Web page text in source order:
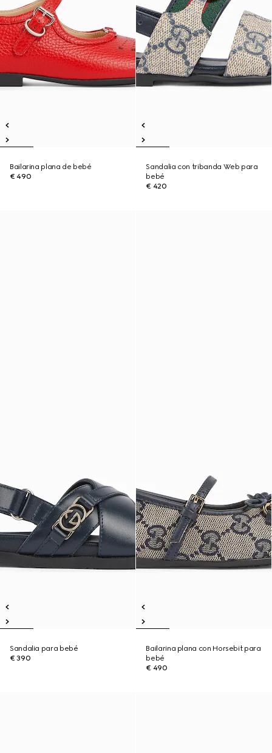
Bailarina plana de bebé
€ 490
Sandalia con tribanda Web para
bebé
€ 420
Sandalia para bebé
€ 390
Bailarina plana con Horsebit para
bebé
€ 490